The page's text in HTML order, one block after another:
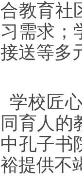
合教育社
习需求；
接送等多
学校匠
同育人的
中孔子书
裕提供不